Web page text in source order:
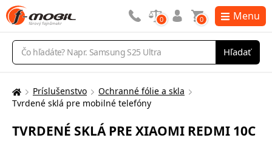
Vyhľadávanie
Hľadať
0 0 Menu
Tu
nachádzate:
Príslušenstvo
Ochranné fólie a skla
Tvrdené sklá pre mobilné telefóny
TVRDENÉ SKLÁ PRE XIAOMI REDMI 10C